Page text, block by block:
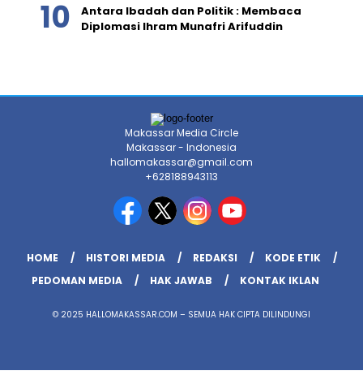
Antara Ibadah dan Politik : Membaca
Diplomasi Ihram Munafri Arifuddin
Makassar Media Circle
Makassar - Indonesia
hallomakassar@gmail.com
+628188943113
HOME HISTORI MEDIA REDAKSI
KODE ETIK
PEDOMAN MEDIA
HAK JAWAB KONTAK IKLAN
© 2025 HALLOMAKASSAR.COM – SEMUA HAK CIPTA DILINDUNGI